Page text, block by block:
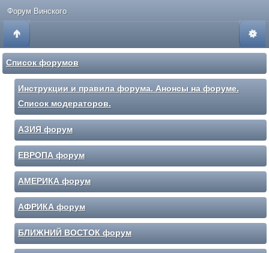
Форум Винского
Список форумов
Инструкции и правила форума. Анонсы на форуме.
Список модераторов.
АЗИЯ форум
ЕВРОПА форум
АМЕРИКА форум
АФРИКА форум
БЛИЖНИЙ ВОСТОК форум